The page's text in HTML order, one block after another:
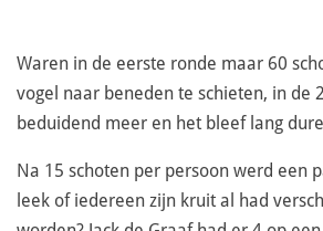
Waren in de eerste ronde maar 60
vogel naar beneden te schieten, in de 2
beduidend meer en het bleef lang
Na 15 schoten per persoon werd een
leek of iedereen zijn kruit al had